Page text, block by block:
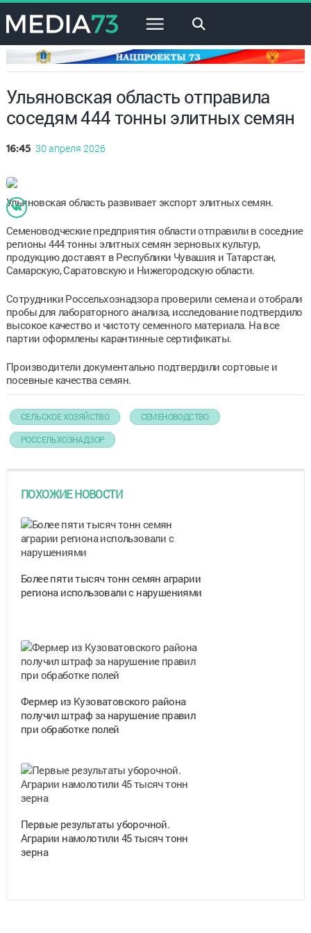
×
Ульяновская область отправила
соседям 444 тонны элитных семян
16:45 30 апреля 2026
Ульяновская область развивает экспорт элитных семян.
Семеноводческие предприятия области отправили в соседние
регионы 444 тонны элитных семян зерновых культур,
продукцию доставят в Республики Чувашия и Татарстан,
Самарскую, Саратовскую и Нижегородскую области.
Сотрудники Россельхознадзора проверили семена и отобрали
пробы для лабораторного анализа, исследование подтвердило
высокое качество и чистоту семенного материала. На все
партии оформлены карантинные сертификаты.
Производители документально подтвердили сортовые и
посевные качества семян.
СЕЛЬСКОЕ ХОЗЯЙСТВО СЕМЕНОВОДСТВО
РОССЕЛЬХОЗНАДЗОР
ПОХОЖИЕ НОВОСТИ
Более пяти тысяч тонн семян аграрии
региона использовали с нарушениями
Фермер из Кузоватовского района
получил штраф за нарушение правил
при обработке полей
Первые результаты уборочной.
Аграрии намолотили 45 тысяч тонн
зерна